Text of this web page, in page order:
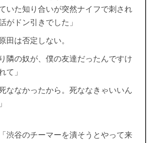
いた知り合いが突然ナイフで刺され
がドン引きでした」
田は否定しない。
隣の奴が、僕の友達だったんですけ
て」
ななかったから。死ななきゃいいん
渋谷のチーマーを潰そうとやって来